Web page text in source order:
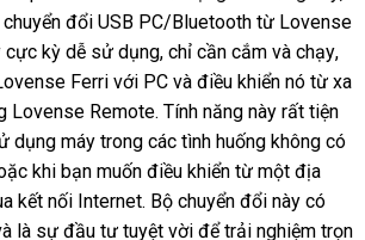
chuyển đổi USB PC/Bluetooth từ Lovense
cực kỳ dễ sử dụngMỹ
, chỉ cần cắm Thái
Lan
và chạy,
Ferri Trung
Quốc
với PC vận
chuyển
và điều khiển nó từ xa
Lovense RemoteÚc
. Tính năng này nhập
hàng
rất tiện
dụng máy trong hàng
Hiệu
các tình huống không có
khi bạn muốn điều khiển từ một địa
kết nối Internetphụ
kiện
. Bộ chuyển đổi này có
là sự đầu tư tuyệt vời bền
để trải nghiệm trọn